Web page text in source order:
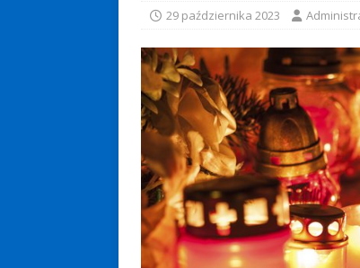
29 października 2023